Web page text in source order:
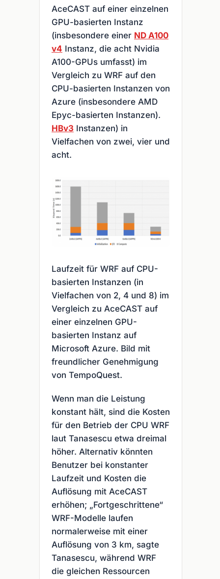
AceCAST auf einer einzelnen
GPU-basierten Instanz
(insbesondere einer ND A100
v4 Instanz, die acht Nvidia
A100-GPUs umfasst) im
Vergleich zu WRF auf den
CPU-basierten Instanzen von
Azure (insbesondere AMD
Epyc-basierten Instanzen).
HBv3 Instanzen) in
Vielfachen von zwei, vier und
acht.
Laufzeit für WRF auf CPU-
basierten Instanzen (in
Vielfachen von 2, 4 und 8) im
Vergleich zu AceCAST auf
einer einzelnen GPU-
basierten Instanz auf
Microsoft Azure. Bild mit
freundlicher Genehmigung
von TempoQuest.
Wenn man die Leistung
konstant hält, sind die Kosten
für den Betrieb der CPU WRF
laut Tanasescu etwa dreimal
höher. Alternativ könnten
Benutzer bei konstanter
Laufzeit und Kosten die
Auflösung mit AceCAST
erhöhen; „Fortgeschrittene“
WRF-Modelle laufen
normalerweise mit einer
Auflösung von 3 km, sagte
Tanasescu, während WRF
die gleichen Ressourcen